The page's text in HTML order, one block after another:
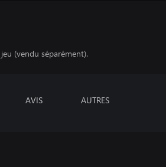
(vendu séparément).
AVIS AUTRES